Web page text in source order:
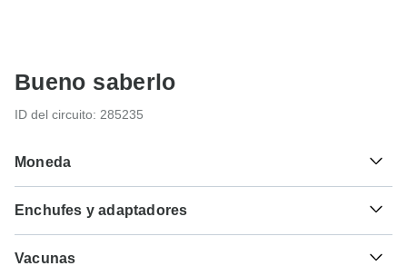
Bueno saberlo
ID del circuito: 285235
Moneda
Rs Rupia de Sri Lanka
Sri Lanka
Enchufes y adaptadores
enchufes D, G.
Vacunas